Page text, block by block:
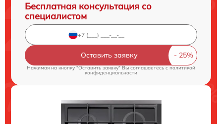
Бесплатная консультация со
специалистом
Оставить заявку
Нажимая на кнопку "Оставить заявку" Вы соглашаетесь c политикой
конфиденциальности